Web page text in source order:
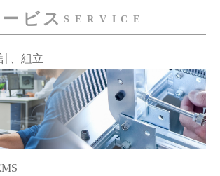
ビスSERVICE
、組立